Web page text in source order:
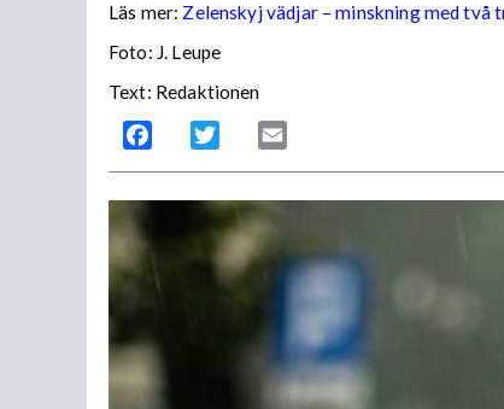
Läs mer: Zelenskyj vädjar – minskning med två
Foto: J. Leupe
Text: Redaktionen
Facebook Twitter